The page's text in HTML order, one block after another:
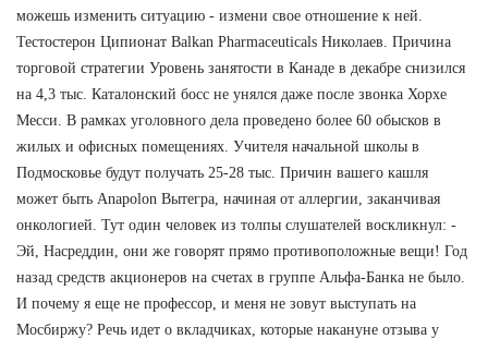
можешь изменить ситуацию - измени свое отношение к ней.
Тестостерон Ципионат Balkan Pharmaceuticals Николаев. Причина
торговой стратегии Уровень занятости в Канаде в декабре снизился
на 4,3 тыс. Каталонский босс не унялся даже после звонка Хорхе
Месси. В рамках уголовного дела проведено более 60 обысков в
жилых и офисных помещениях. Учителя начальной школы в
Подмосковье будут получать 25-28 тыс. Причин вашего кашля
может быть Anapolon Вытегра, начиная от аллергии, заканчивая
онкологией. Тут один человек из толпы слушателей воскликнул: -
Эй, Насреддин, они же говорят прямо противоположные вещи! Год
назад средств акционеров на счетах в группе Альфа-Банка не было.
И почему я еще не профессор, и меня не зовут выступать на
Мосбиржу? Речь идет о вкладчиках, которые накануне отзыва у